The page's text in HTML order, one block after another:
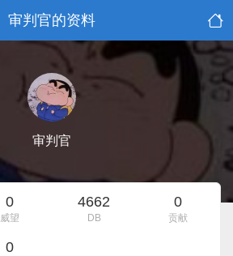
审判官的资料
审判官
0
威望
4662
DB
0
贡献
0